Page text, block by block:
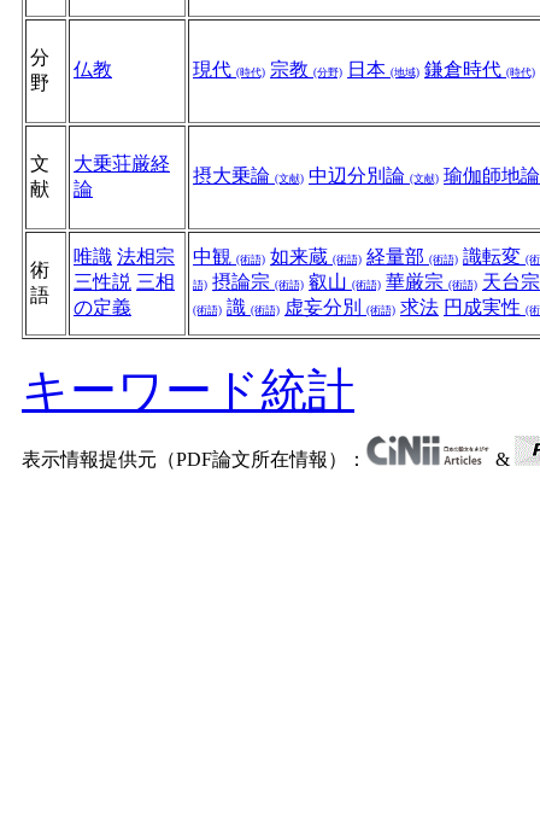
分
野
仏教 現代 (時代) 宗教 (分野) 日本 (地域) 鎌倉時代 (時代)
文
献
大乗荘厳経
論
摂大乗論 (文献) 中辺分別論 (文献) 瑜伽師地
術
語
唯識 法相宗
三性説 三相
の定義
中観 (術語) 如来蔵 (術語) 経量部 (術語) 識転変 (
語) 摂論宗 (術語) 叡山 (術語) 華厳宗 (術語) 天台
(術語) 識 (術語) 虚妄分別 (術語) 求法 円成実性 (
キーワード統計
表示情報提供元（PDF論文所在情報）： &